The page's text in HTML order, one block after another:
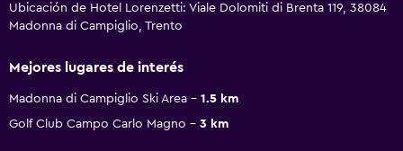
Ubicación de Hotel Lorenzetti: Viale Dolomiti di Brenta 119, 38084
Madonna di Campiglio, Trento
Mejores lugares de interés
Madonna di Campiglio Ski Area
1.5 km
Golf Club Campo Carlo Magno
3 km